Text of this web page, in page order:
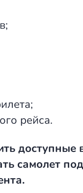
рейса.
доступные
самолет под